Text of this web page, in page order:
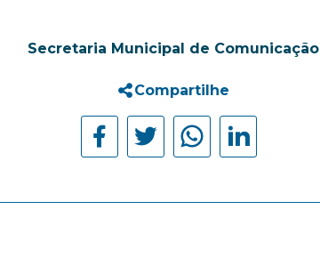
Secretaria Municipal de Comunicação
Compartilhe